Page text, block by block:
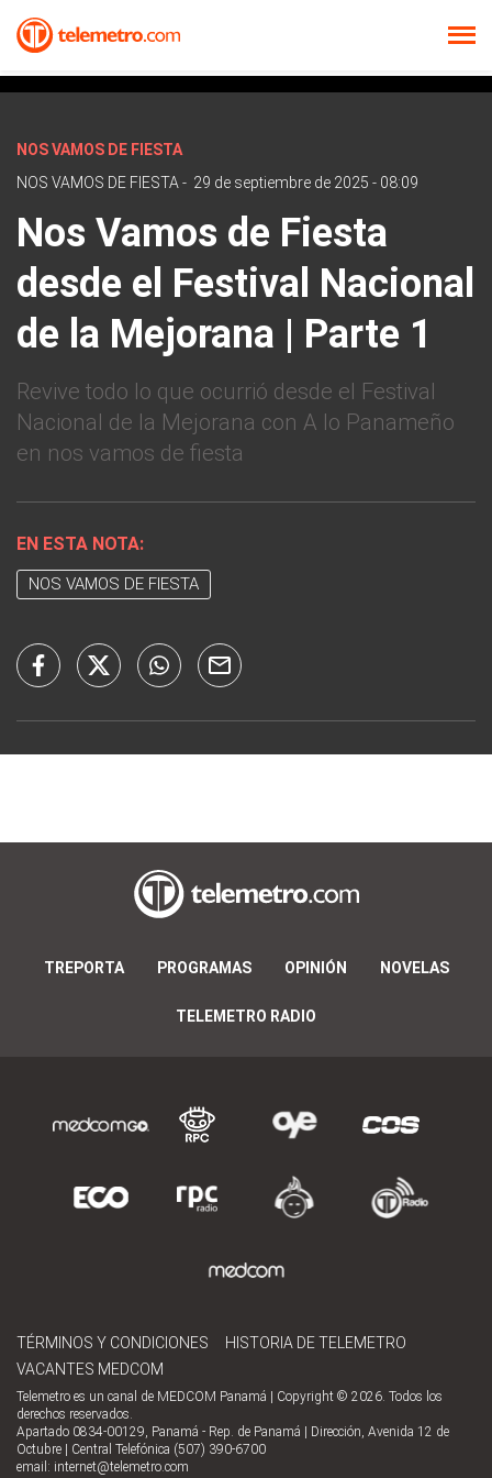
NOS VAMOS DE FIESTA
NOS VAMOS DE FIESTA - 29 de septiembre de 2025 - 08:09
Nos Vamos de Fiesta
desde el Festival Nacional
de la Mejorana | Parte 1
Revive todo lo que ocurrió desde el Festival
Nacional de la Mejorana con A lo Panameño
en nos vamos de fiesta
EN ESTA NOTA:
NOS VAMOS DE FIESTA
TREPORTA PROGRAMAS OPINIÓN NOVELAS
TELEMETRO RADIO
TÉRMINOS Y CONDICIONES
HISTORIA DE TELEMETRO
VACANTES MEDCOM
Telemetro es un canal de MEDCOM Panamá | Copyright © 2026. Todos los
derechos reservados.
Apartado 0834-00129, Panamá - Rep. de Panamá | Dirección, Avenida 12 de
Octubre | Central Telefónica (507) 390-6700
email: internet@telemetro.com